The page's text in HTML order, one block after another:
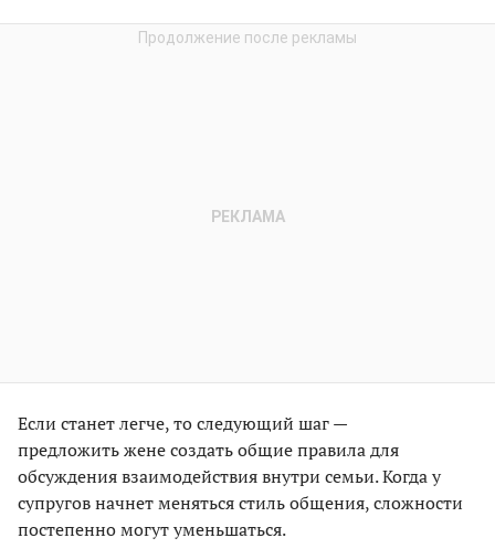
Если станет легче, то следующий шаг —
предложить жене создать общие правила для
обсуждения взаимодействия внутри семьи. Когда у
супругов начнет меняться стиль общения, сложности
постепенно могут уменьшаться.